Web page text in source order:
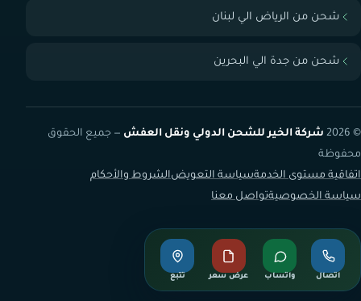
شحن من الرياض الي لبنان
شحن من جدة الي البحرين
© 2026 شركة الخير للشحن الدولي ونقل العفش — جميع الحقوق
محفوظة
اتفاقية مستوى الخدمةسياسة التعويضالشروط والأحكام
سياسة الخصوصيةتواصل معنا
اتصال واتساب عرض سعر تتبع